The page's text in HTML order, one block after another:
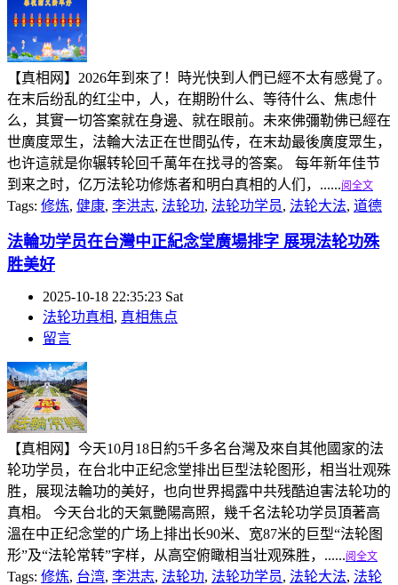
【真相网】2026年到來了！時光快到人們已經不太有感覺了。
在末后纷乱的红尘中，人，在期盼什么、等待什么、焦虑什
么，其實一切答案就在身邊、就在眼前。未來佛彌勒佛已經在
世廣度眾生，法輪大法正在世間弘传，在末劫最後廣度眾生，
也许這就是你辗转轮回千萬年在找寻的答案。 每年新年佳节
到来之时，亿万法轮功修炼者和明白真相的人们，......阅全文
Tags: 修炼, 健康, 李洪志, 法轮功, 法轮功学员, 法轮大法, 道德
法輪功学员在台灣中正紀念堂廣場排字 展現法轮功殊
胜美好
2025-10-18 22:35:23 Sat
法轮功真相, 真相焦点
留言
【真相网】今天10月18日約5千多名台灣及來自其他國家的法
轮功学员，在台北中正纪念堂排出巨型法轮图形，相当壮观殊
胜，展现法輪功的美好，也向世界揭露中共残酷迫害法轮功的
真相。 今天台北的天氣艷陽高照，幾千名法轮功学员頂著高
溫在中正纪念堂的广场上排出长90米、宽87米的巨型“法轮图
形”及“法轮常转”字样，从高空俯瞰相当壮观殊胜，......阅全文
Tags: 修炼, 台湾, 李洪志, 法轮功, 法轮功学员, 法轮大法, 法轮